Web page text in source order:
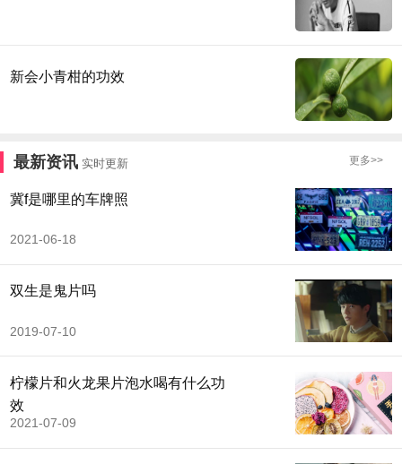
新会小青柑的功效
最新资讯 实时更新 更多>>
冀f是哪里的车牌照
2021-06-18
双生是鬼片吗
2019-07-10
柠檬片和火龙果片泡水喝有什么功
效
2021-07-09